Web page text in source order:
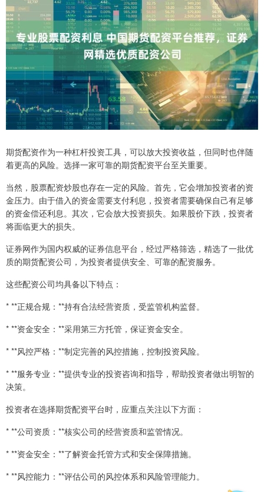
期货配资作为一种杠杆投资工具，可以放大投资收益，但同时也伴随
着更高的风险。选择一家可靠的期货配资平台至关重要。
当然，股票配资炒股也存在一定的风险。首先，它会增加投资者的资
金压力。由于借入的资金需要支付利息，投资者需要确保自己有足够
的资金偿还利息。其次，它会放大投资损失。如果股价下跌，投资者
将面临更大的损失。
证券网作为国内权威的证券信息平台，经过严格筛选，精选了一批优
质的期货配资公司，为投资者提供安全、可靠的配资服务。
这些配资公司均具备以下特点：
* **正规合规：**持有合法经营资质，受监管机构监督。
* **资金安全：**采用第三方托管，保证资金安全。
* **风控严格：**制定完善的风控措施，控制投资风险。
* **服务专业：**提供专业的投资咨询和指导，帮助投资者做出明智的
决策。
投资者在选择期货配资平台时，应重点关注以下方面：
* **公司资质：**核实公司的经营资质和监管情况。
* **资金安全：**了解资金托管方式和安全保障措施。
* **风控能力：**评估公司的风控体系和风险管理能力。